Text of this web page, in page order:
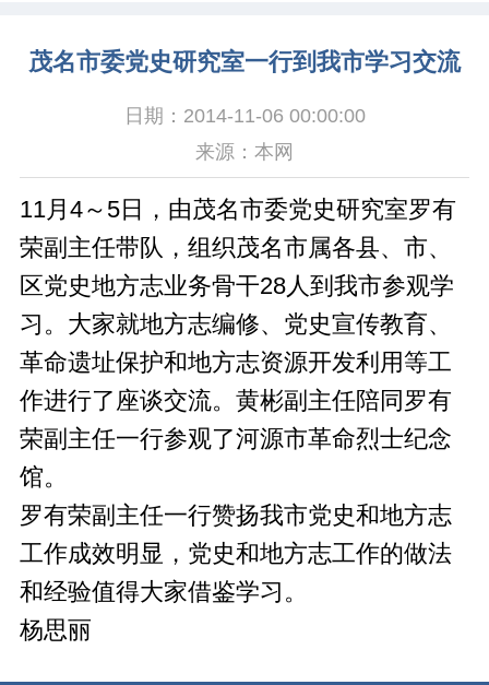
茂名市委党史研究室一行到我市学习交流
日期：2014-11-06 00:00:00
来源：本网
11月4～5日，由茂名市委党史研究室罗有
荣副主任带队，组织茂名市属各县、市、
区党史地方志业务骨干28人到我市参观学
习。大家就地方志编修、党史宣传教育、
革命遗址保护和地方志资源开发利用等工
作进行了座谈交流。黄彬副主任陪同罗有
荣副主任一行参观了河源市革命烈士纪念
馆。
罗有荣副主任一行赞扬我市党史和地方志
工作成效明显，党史和地方志工作的做法
和经验值得大家借鉴学习。
杨思丽